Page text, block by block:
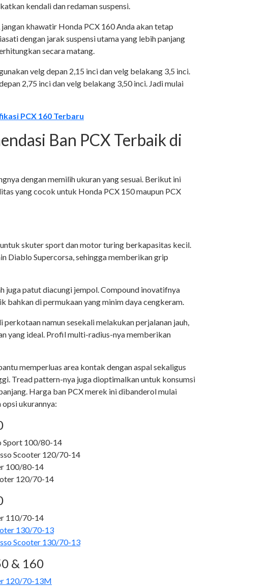
kendali dan redaman suspensi.
khawatir Honda PCX 160 Anda akan tetap
dengan jarak suspensi utama yang lebih panjang
secara matang.
velg depan 2,15 inci dan velg belakang 3,5 inci.
2,75 inci dan velg belakang 3,50 inci. Jadi mulai
PCX 160 Terbaru
Ban PCX Terbaik di
dengan memilih ukuran yang sesuai. Berikut ini
yang cocok untuk Honda PCX 150 maupun PCX
skuter sport dan motor turing berkapasitas kecil.
Diablo Supercorsa, sehingga memberikan grip
juga patut diacungi jempol. Compound inovatifnya
bahkan di permukaan yang minim daya cengkeram.
namun sesekali melakukan perjalanan jauh,
yang ideal. Profil multi-radius-nya memberikan
memperluas area kontak dengan aspal sekaligus
Tread pattern-nya juga dioptimalkan untuk konsumsi
Harga ban PCX merek ini dibanderol mulai
ukurannya:
Sport 100/80-14
Scooter 120/70-14
100/80-14
120/70-14
110/70-14
130/70-13
Scooter 130/70-13
& 160
120/70-13M